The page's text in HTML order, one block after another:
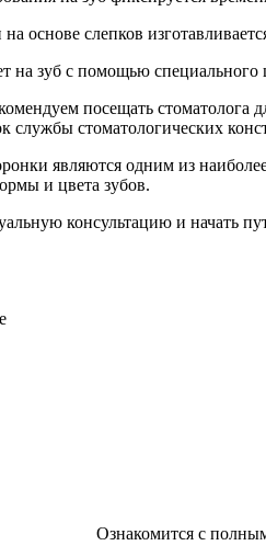
основе слепков
на зуб с помощью
посещать
службы стоматологических
являются одним из
и цвета зубов.
консультацию и начать
Ознакомится с